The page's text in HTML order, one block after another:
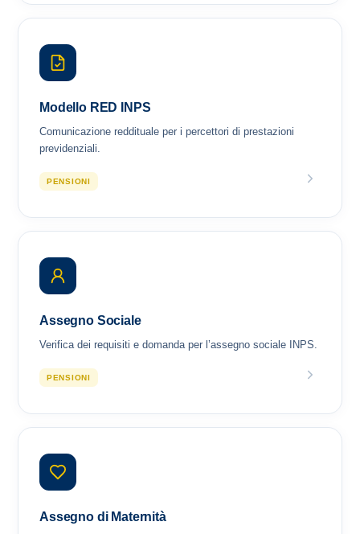
Modello RED INPS
Comunicazione reddituale per i percettori di prestazioni
previdenziali.
PENSIONI
Assegno Sociale
Verifica dei requisiti e domanda per l’assegno sociale INPS.
PENSIONI
Assegno di Maternità